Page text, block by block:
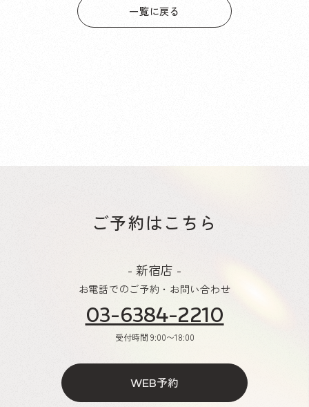
一覧に戻る
ご予約はこちら
- 新宿店 -
お電話でのご予約・お問い合わせ
03-6384-2210
受付時間 9:00〜18:00
WEB予約